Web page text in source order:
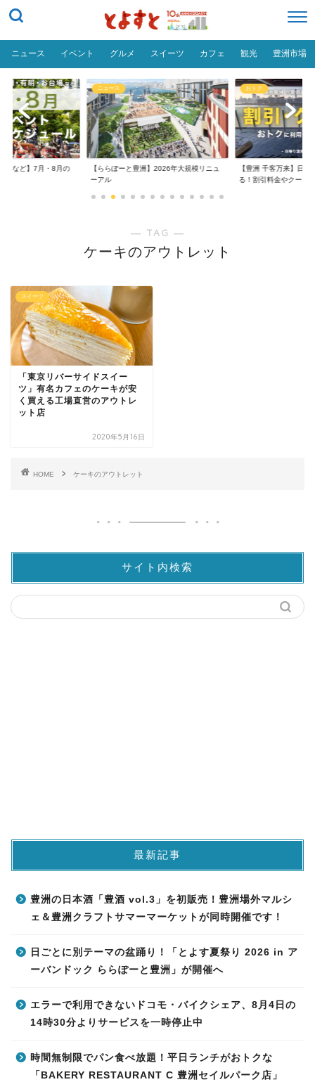
ニュース イベント グルメ スイーツ カフェ 観光 豊洲市場
場など】7月・8月の
ニュース
【ららぽーと豊洲】2026年大規模リニュ
ーアル
おトク
【豊洲 千客万来】日帰
る！割引料金やクーポ...
― TAG ―
ケーキのアウトレット
スイーツ
「東京リバーサイドスイー
ツ」有名カフェのケーキが安
く買える工場直営のアウトレ
ット店
2020年5月16日
HOME ケーキのアウトレット
サイト内検索
最新記事
豊洲の日本酒「豊酒 vol.3」を初販売！豊洲場外マルシ
ェ＆豊洲クラフトサマーマーケットが同時開催です！
日ごとに別テーマの盆踊り！「とよす夏祭り 2026 in ア
ーバンドック ららぽーと豊洲」が開催へ
エラーで利用できないドコモ・バイクシェア、8月4日の
14時30分よりサービスを一時停止中
時間無制限でパン食べ放題！平日ランチがおトクな
「BAKERY RESTAURANT C 豊洲セイルパーク店」